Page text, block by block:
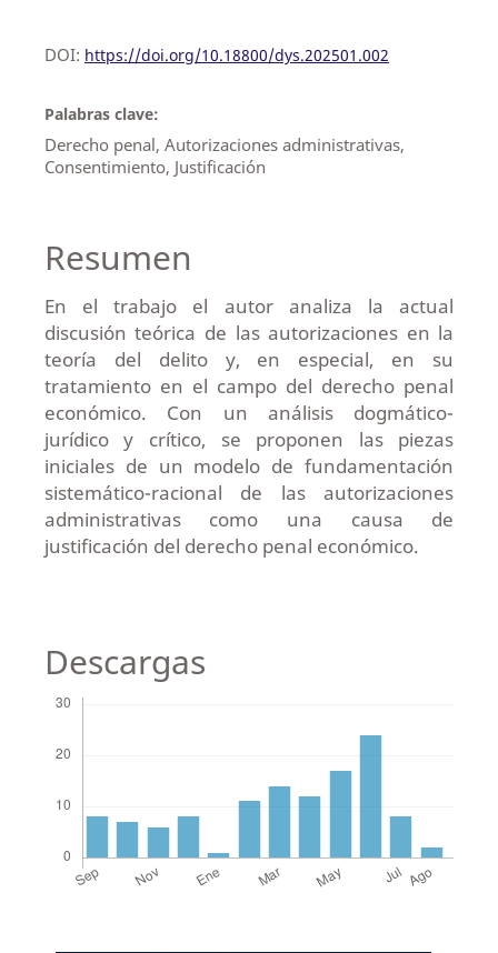
DOI: https://doi.org/10.18800/dys.202501.002
Palabras clave:
Derecho penal, Autorizaciones administrativas,
Consentimiento, Justificación
Resumen
En el trabajo el autor analiza la actual
discusión teórica de las autorizaciones en la
teoría del delito y, en especial, en su
tratamiento en el campo del derecho penal
económico. Con un análisis dogmático-
jurídico y crítico, se proponen las piezas
iniciales de un modelo de fundamentación
sistemático-racional de las autorizaciones
administrativas como una causa de
justificación del derecho penal económico.
Descargas